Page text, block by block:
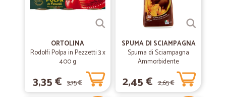
ORTOLINA
Rodolfi Polpa in Pezzetti 3 x
400 g
3,35 € 3,75 €
SPUMA DI SCIAMPAGNA
Spuma di Sciampagna
Ammorbidente
Concentrato Carezza
d'Argan 600 ml
2,45 € 2,65 €